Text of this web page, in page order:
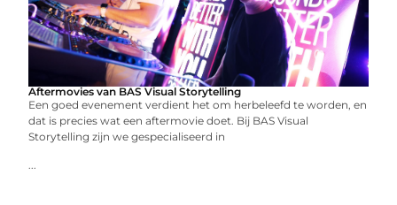
Aftermovies van BAS Visual Storytelling
Een goed evenement verdient het om herbeleefd te worden, en
dat is precies wat een aftermovie doet. Bij BAS Visual
Storytelling zijn we gespecialiseerd in
...